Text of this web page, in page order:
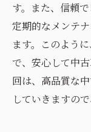
す。また、信頼
定期的なメンテ
ます。このよう
で、安心して中
回は、高品質な
していきますの